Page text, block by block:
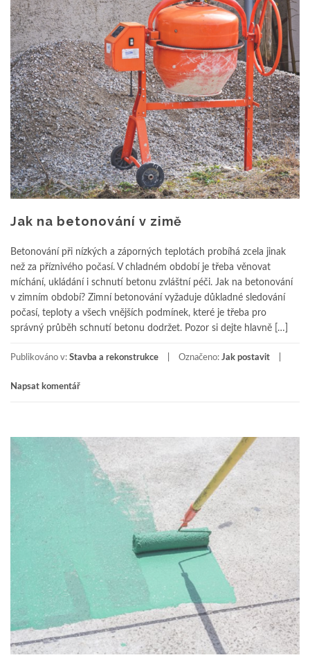
Jak na betonování v zimě
Betonování při nízkých a záporných teplotách probíhá zcela jinak
než za příznivého počasí. V chladném období je třeba věnovat
míchání, ukládání i schnutí betonu zvláštní péči. Jak na betonování
v zimním období? Zimní betonování vyžaduje důkladné sledování
počasí, teploty a všech vnějších podmínek, které je třeba pro
správný průběh schnutí betonu dodržet. Pozor si dejte hlavně […]
Publikováno v: Stavba a rekonstrukce Označeno: Jak postavit
Napsat komentář